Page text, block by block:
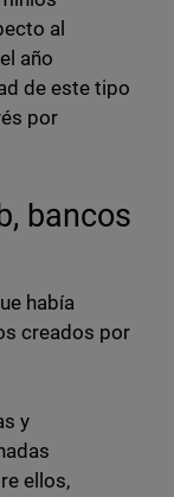
al
año
de este tipo
por
bancos
había
creados por
y
ellos,